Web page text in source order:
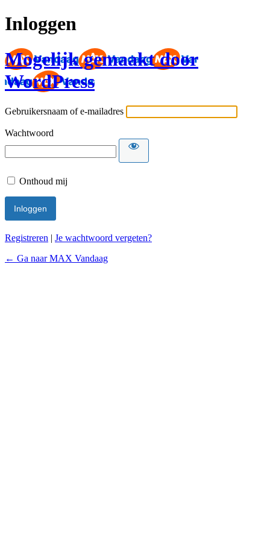
Inloggen
Mogelijk gemaakt door
WordPress
Gebruikersnaam of e-mailadres
Wachtwoord
Onthoud mij
Registreren | Je wachtwoord vergeten?
← Ga naar MAX Vandaag